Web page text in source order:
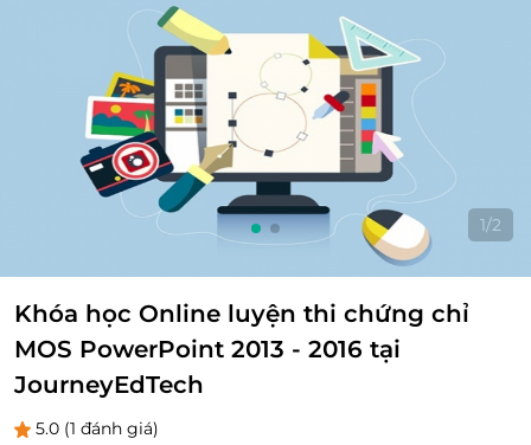
1/2
Khóa học Online luyện thi chứng chỉ
MOS PowerPoint 2013 - 2016 tại
JourneyEdTech
5.0 (1 đánh giá)